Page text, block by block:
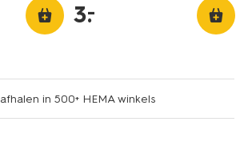
3.
–
afhalen in 500+ HEMA winkels